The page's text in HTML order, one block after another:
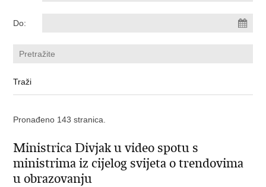
Do:
Pronađeno 143 stranica.
Ministrica Divjak u video spotu s
ministrima iz cijelog svijeta o trendovima
u obrazovanju